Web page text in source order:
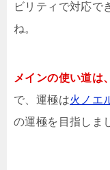
ビリティで対応で
ね。
メインの使い道は
で、運極は火ノエ
の運極を目指しま